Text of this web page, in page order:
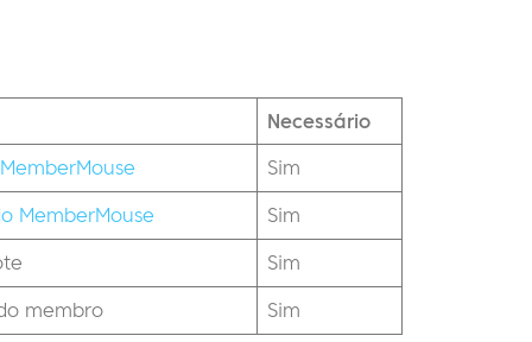
Necessário
Sim
MemberMouse Sim
Sim
membro Sim